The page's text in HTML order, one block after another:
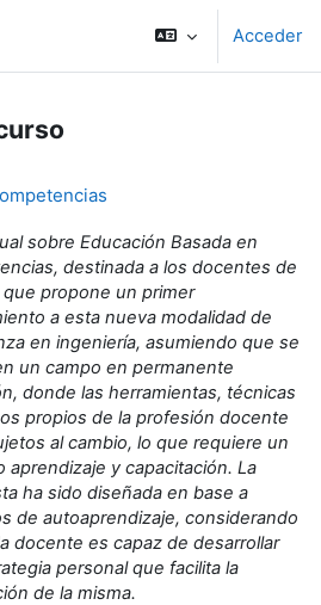
Acceder
sobre Educación Basada en
destinada a los docentes de
que propone un primer
a esta nueva modalidad de
en ingeniería, asumiendo que se
un campo en permanente
donde las herramientas, técnicas
propios de la profesión docente
al cambio, lo que requiere un
aprendizaje y capacitación. La
ha sido diseñada en base a
de autoaprendizaje, considerando
docente es capaz de desarrollar
personal que facilita la
de la misma.